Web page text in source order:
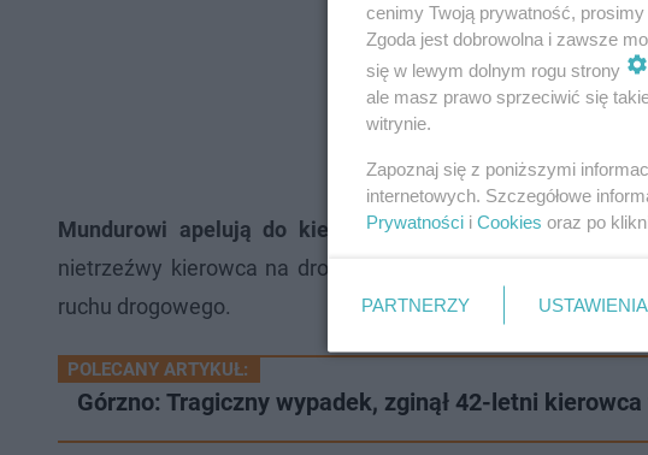
Mundurowi apelują do kierowców o rozwagę i
nietrzeźwy kierowca na drodze stanowi zagrożenie nie
ruchu drogowego.
POLECANY ARTYKUŁ:
Górzno: Tragiczny wypadek, zginął 42-letni
cenimy Twoją prywatność,
Zgoda jest dobrowolna i zawsze
się w lewym dolnym rogu strony
ale masz prawo sprzeciwić się
witrynie.
Zapoznaj się z poniższymi
internetowych. Szczegółowe
Prywatności i Cookies oraz po
PARTNERZY USTAWIENIA